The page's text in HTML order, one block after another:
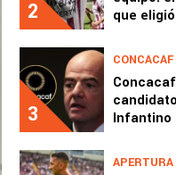
2
que eligió
3
CONCACAF
Infantino